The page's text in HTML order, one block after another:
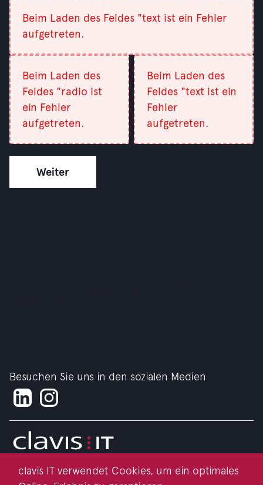
Beim Laden des Feldes "text ist ein Fehler
aufgetreten.
Beim Laden des
Feldes "radio ist
ein Fehler
aufgetreten.
Beim Laden des
Feldes "text ist ein
Fehler
aufgetreten.
Weiter
Besuchen Sie uns in den sozialen Medien
Impressum
clavis IT verwendet Cookies, um ein optimales